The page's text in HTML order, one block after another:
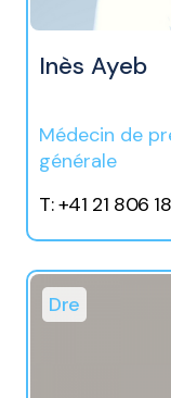
Inès Ayeb
Médecin de
générale
T: +41 21 806
Dre